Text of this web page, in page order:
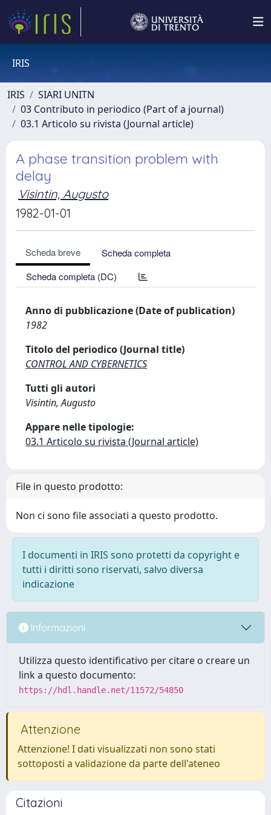
IRIS
IRIS
SIARI UNITN
03 Contributo in periodico (Part of a journal)
03.1 Articolo su rivista (Journal article)
A phase transition problem with
delay
Visintin, Augusto
1982-01-01
Scheda breve
Scheda completa
Scheda completa (DC)
Anno di pubblicazione (Date of publication)
1982
Titolo del periodico (Journal title)
CONTROL AND CYBERNETICS
Tutti gli autori
Visintin, Augusto
Appare nelle tipologie:
03.1 Articolo su rivista (Journal article)
File in questo prodotto:
Non ci sono file associati a questo prodotto.
I documenti in IRIS sono protetti da copyright e
tutti i diritti sono riservati, salvo diversa
indicazione
Informazioni
Utilizza questo identificativo per citare o creare un
link a questo documento:
https://hdl.handle.net/11572/54850
Attenzione
Attenzione! I dati visualizzati non sono stati
sottoposti a validazione da parte dell'ateneo
Citazioni